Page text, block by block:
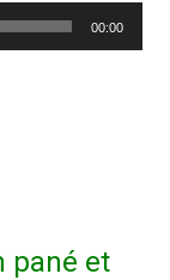
00:00
pané et